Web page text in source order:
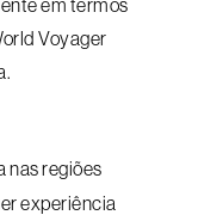
em termos
Voyager
nas regiões
experiência